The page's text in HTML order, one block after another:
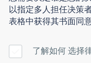
以指定多人担任决策
表格中获得其书面同意
了解如何选择